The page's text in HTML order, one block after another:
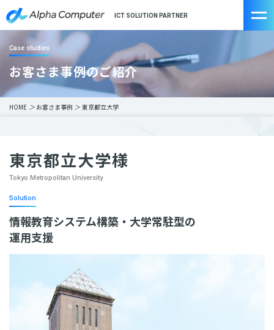
ICT SOLUTION PARTNER
Case studies
お客さま事例のご紹介
HOME ＞ お客さま事例 ＞ 東京都立大学
東京都立大学様
Tokyo Metropolitan University
Solution
情報教育システム構築・大学常駐型の
運用支援